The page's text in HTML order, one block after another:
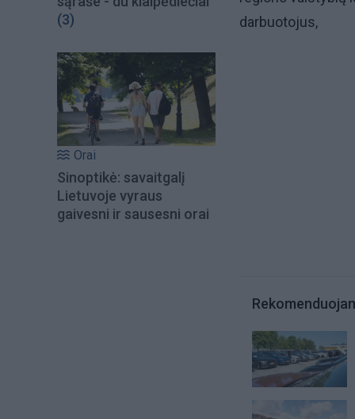
(3)
Orai
Sinoptikė: savaitgalį
Lietuvoje vyraus
gaivesni ir sausesni orai
darbuotojus,